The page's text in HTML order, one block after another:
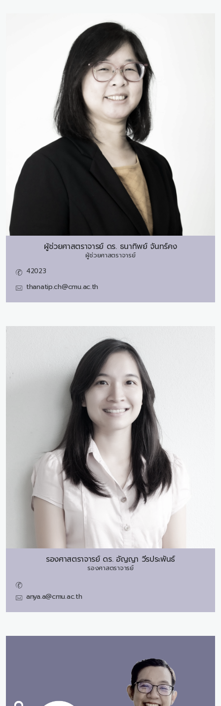
ผู้ช่วยศาสตราจารย์ ดร. ธนาทิพย์ จันทร์คง
ผู้ช่วยศาสตราจารย์
42023
thanatip.ch@cmu.ac.th
รองศาสตราจารย์ ดร. อัญญา วีรประพันธ์
รองศาสตราจารย์
anya.a@cmu.ac.th